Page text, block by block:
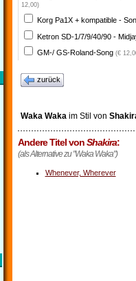
12,00)
Korg Pa1X + kompatible -
Ketron SD-1/7/9/40/90 -
GM-/ GS-Roland-Song (€
zurück
Waka Waka im Stil von
Andere Titel vonShakira:
(als Alternative zu "Waka Waka")
Whenever, Wherever